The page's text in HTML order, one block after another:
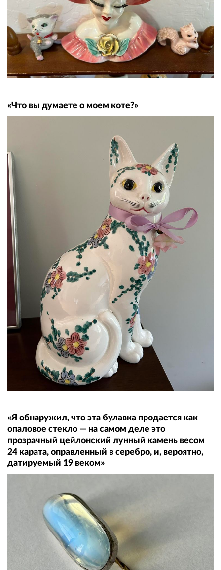
«Что вы думаете о моем коте?»
«Я обнаружил, что эта булавка продается как
опаловое стекло — на самом деле это
прозрачный цейлонский лунный камень весом
24 карата, оправленный в серебро, и, вероятно,
датируемый 19 веком»